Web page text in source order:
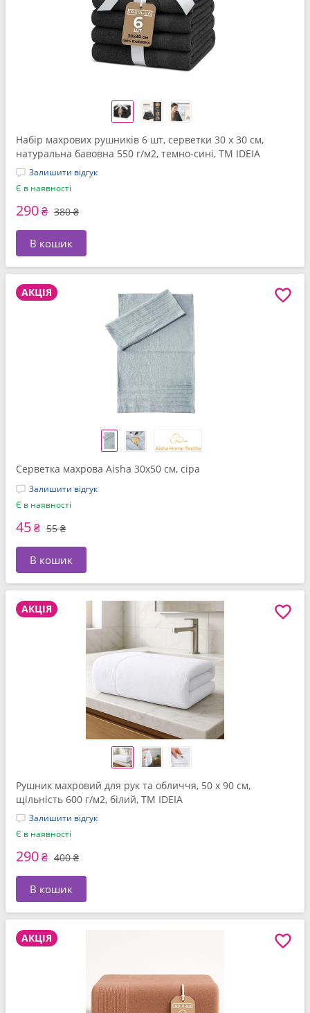
Набір махрових рушників 6 шт, серветки 30 x 30 см,
натуральна бавовна 550 г/м2, темно-сині, ТМ IDEIA
Залишити відгук
Є в наявності
290₴ 380 ₴
В кошик
АКЦІЯ
Серветка махрова Aisha 30x50 см, сіра
Залишити відгук
Є в наявності
45₴ 55 ₴
В кошик
АКЦІЯ
Рушник махровий для рук та обличчя, 50 x 90 см,
щільність 600 г/м2, білий, ТМ IDEIA
Залишити відгук
Є в наявності
290₴ 400 ₴
В кошик
АКЦІЯ